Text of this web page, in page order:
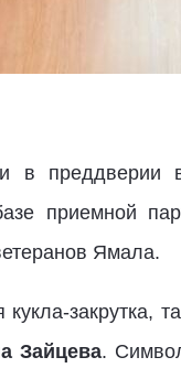
в
приемной
Ямала.
закрутка,
Зайцева.